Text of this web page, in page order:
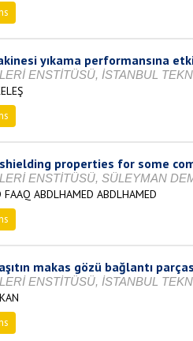
yıkama performansına
ENSTİTÜSÜ, İSTANBUL
properties for some
ENSTİTÜSÜ, SÜLEYMAN
FAAQ ABDLHAMED ABDLHAMED
makas gözü bağlantı
ENSTİTÜSÜ, İSTANBUL